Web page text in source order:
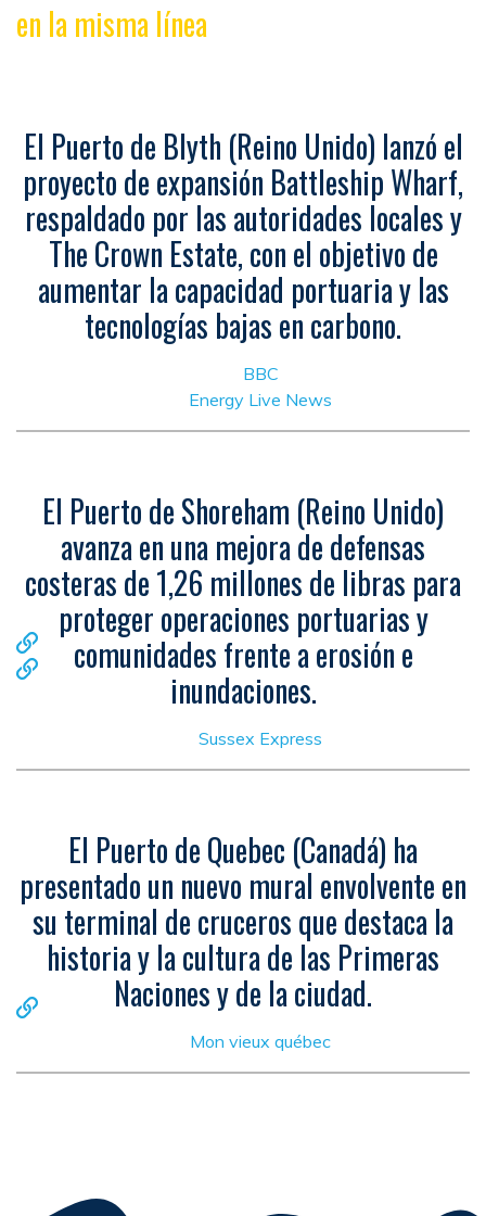
en la misma línea
El Puerto de Blyth (Reino Unido) lanzó el
proyecto de expansión Battleship Wharf,
respaldado por las autoridades locales y
The Crown Estate, con el objetivo de
aumentar la capacidad portuaria y las
tecnologías bajas en carbono.
BBC
Energy Live News
El Puerto de Shoreham (Reino Unido)
avanza en una mejora de defensas
costeras de 1,26 millones de libras para
proteger operaciones portuarias y
comunidades frente a erosión e
inundaciones.
Sussex Express
El Puerto de Quebec (Canadá) ha
presentado un nuevo mural envolvente en
su terminal de cruceros que destaca la
historia y la cultura de las Primeras
Naciones y de la ciudad.
Mon vieux québec